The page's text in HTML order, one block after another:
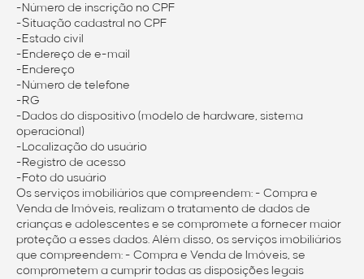
-Número de inscrição no CPF
-Situação cadastral no CPF
-Estado civil
-Endereço de e-mail
-Endereço
-Número de telefone
-RG
-Dados do dispositivo (modelo de hardware, sistema
operacional)
-Localização do usuário
-Registro de acesso
-Foto do usuário
Os serviços imobiliários que compreendem: - Compra e
Venda de Imóveis, realizam o tratamento de dados de
crianças e adolescentes e se compromete a fornecer maior
proteção a esses dados. Além disso, os serviços imobiliários
que compreendem: - Compra e Venda de Imóveis, se
comprometem a cumprir todas as disposições legais